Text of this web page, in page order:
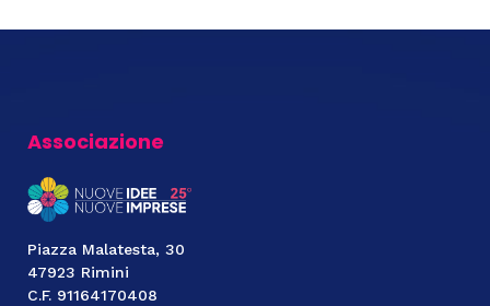
Associazione
Piazza Malatesta, 30
47923 Rimini
C.F. 91164170408